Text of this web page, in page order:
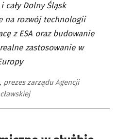
cały Dolny Śląsk
na rozwój technologii
z ESA oraz budowanie
zastosowanie w
prezes zarządu Agencji